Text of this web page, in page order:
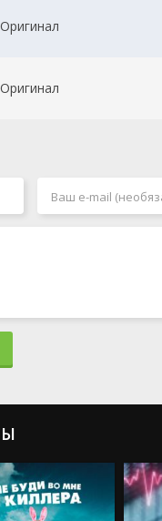
Оригинал
Оригинал